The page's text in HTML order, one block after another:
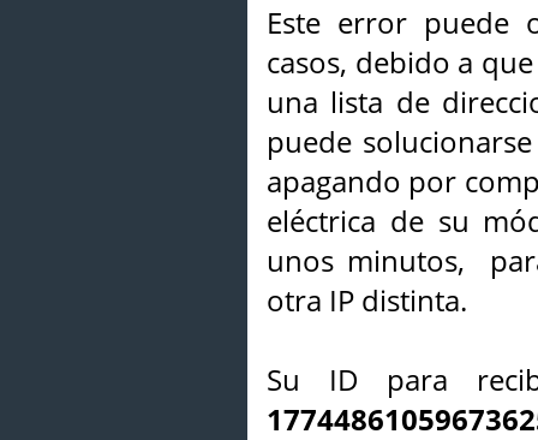
Este error puede
casos, debido a
una lista de
puede
apagando por
eléctrica de su
unos minutos,
otra IP distinta.
Su ID para